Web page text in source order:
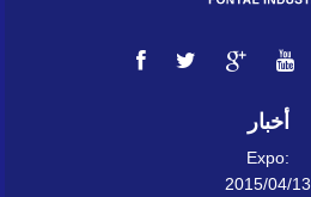
أخبار
Expo:
2015/04/13